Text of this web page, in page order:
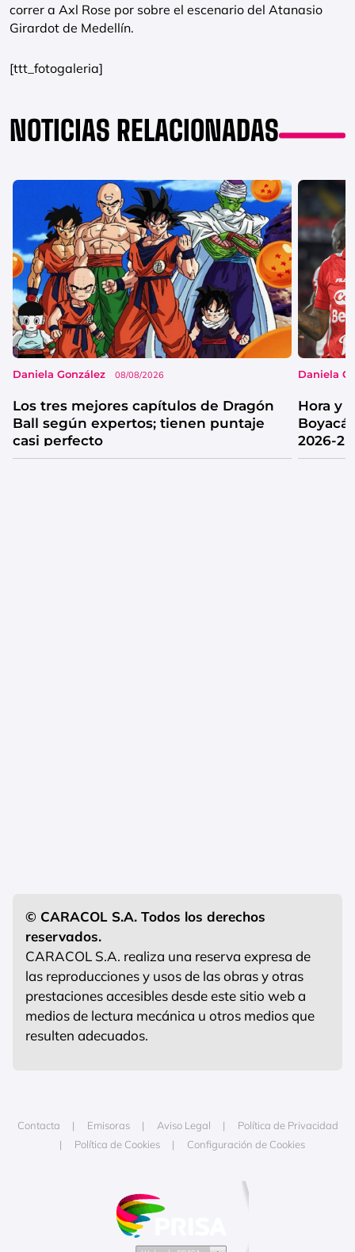
correr a Axl Rose por sobre el escenario del Atanasio
Girardot de Medellín.
[ttt_fotogaleria]
NOTICIAS RELACIONADAS
Daniela González 08/08/2026
Los tres mejores capítulos de Dragón
Ball según expertos; tienen puntaje
casi perfecto
Daniela
Hora y
Boyacá
2026-2
© CARACOL S.A. Todos los derechos
reservados.
CARACOL S.A. realiza una reserva expresa de
las reproducciones y usos de las obras y otras
prestaciones accesibles desde este sitio web a
medios de lectura mecánica u otros medios que
resulten adecuados.
Contacta Emisoras Aviso Legal
Política de Privacidad
Política de Cookies
Configuración de Cookies